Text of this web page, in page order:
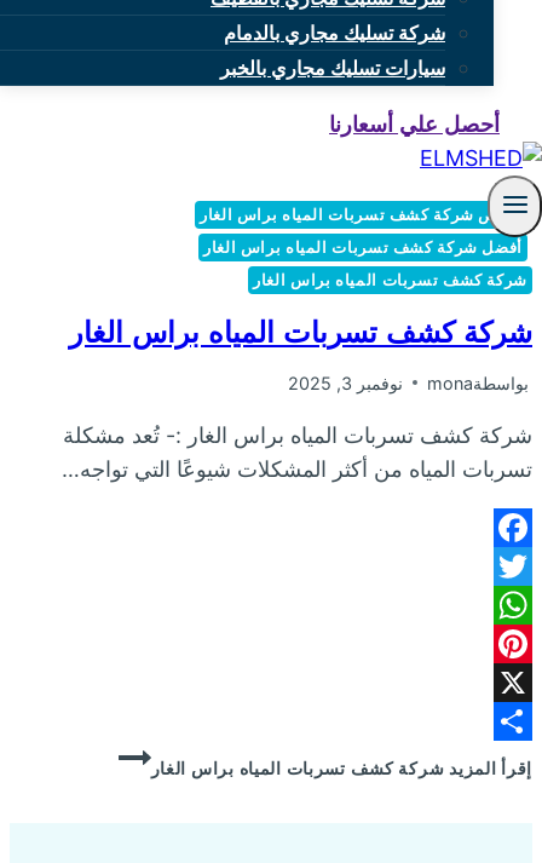
شركة تسليك مجاري بالدمام
سيارات تسليك مجاري بالخبر
أحصل علي أسعارنا
أرخص شركة كشف تسربات المياه براس الغار
أفضل شركة كشف تسربات المياه براس الغار
شركة كشف تسربات المياه براس الغار
شركة كشف تسربات المياه براس الغار
بواسطةmona نوفمبر 3, 2025
شركة كشف تسربات المياه براس الغار :- تُعد مشكلة
تسربات المياه من أكثر المشكلات شيوعًا التي تواجه…
Facebook
Twitter
WhatsApp
Pinterest
X
Share
إقرأ المزيدشركة كشف تسربات المياه براس الغار